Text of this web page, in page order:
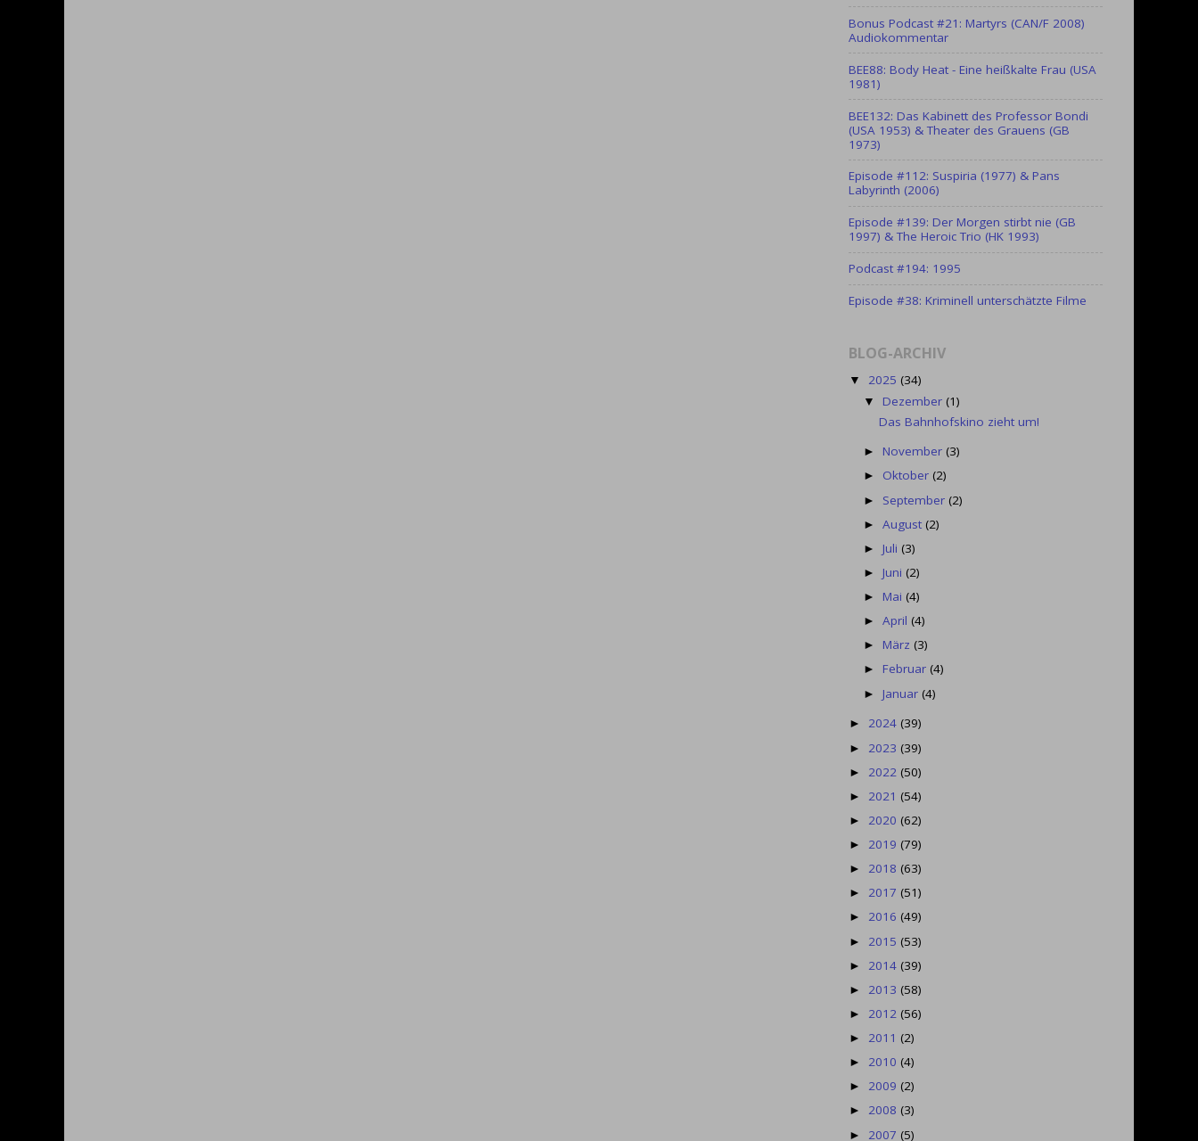
Bonus Podcast #21: Martyrs (CAN/F 2008)
Audiokommentar
BEE88: Body Heat - Eine heißkalte Frau (USA
1981)
BEE132: Das Kabinett des Professor Bondi
(USA 1953) & Theater des Grauens (GB
1973)
Episode #112: Suspiria (1977) & Pans
Labyrinth (2006)
Episode #139: Der Morgen stirbt nie (GB
1997) & The Heroic Trio (HK 1993)
Podcast #194: 1995
Episode #38: Kriminell unterschätzte Filme
BLOG-ARCHIV
▼ 2025 (34)
▼ Dezember(1)
Das Bahnhofskino zieht um!
► November(3)
► Oktober(2)
► September(2)
►August(2)
► Juli(3)
► Juni(2)
► Mai(4)
►April(4)
► März(3)
► Februar(4)
► Januar(4)
► 2024 (39)
► 2023 (39)
► 2022 (50)
► 2021 (54)
► 2020 (62)
► 2019 (79)
► 2018 (63)
► 2017 (51)
► 2016 (49)
► 2015 (53)
► 2014 (39)
► 2013 (58)
► 2012 (56)
► 2011 (2)
► 2010 (4)
► 2009 (2)
► 2008 (3)
► 2007 (5)